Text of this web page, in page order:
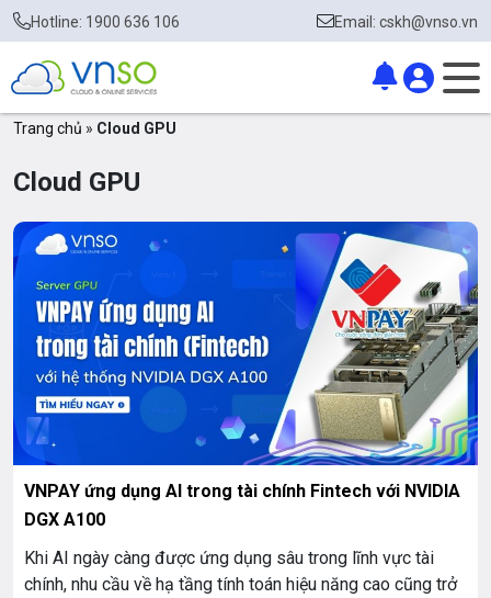
Hotline: 1900 636 106 Email: cskh@vnso.vn
Trang chủ » Cloud GPU
Cloud GPU
VNPAY ứng dụng AI trong tài chính Fintech với NVIDIA
DGX A100
Khi AI ngày càng được ứng dụng sâu trong lĩnh vực tài
chính, nhu cầu về hạ tầng tính toán hiệu năng cao cũng trở